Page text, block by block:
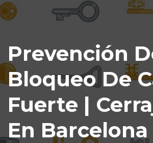
Prevención
Bloqueo De
Fuerte |
En Barcelona